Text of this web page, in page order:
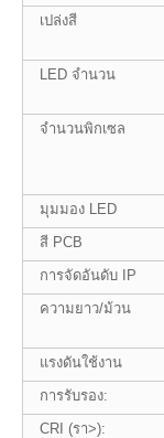
เปล่งสี
LED จำนวน
จำนวนพิกเซล
มุมมอง LED
สี PCB
การจัดอันดับ IP
ความยาว/ม้วน
แรงดันใช้งาน
การรับรอง:
CRI (รา>):